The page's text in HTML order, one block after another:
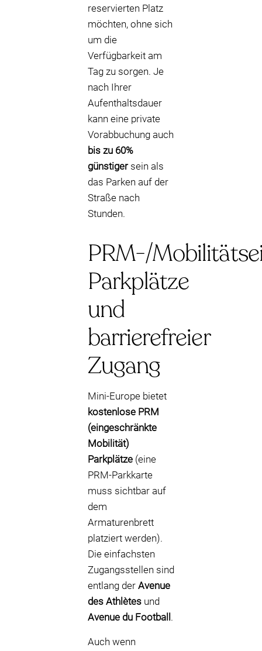
reservierten Platz
möchten, ohne sich
um die
Verfügbarkeit am
Tag zu sorgen. Je
nach Ihrer
Aufenthaltsdauer
kann eine private
Vorabbuchung auch
bis zu 60%
günstigersein als
das Parken auf der
Straße nach
Stunden.
PRM-/
Parkplätze
und
barrierefreier
Zugang
Mini-Europe bietet
kostenlose PRM
(eingeschränkte
Mobilität)
Parkplätze (eine
PRM-Parkkarte
muss sichtbar auf
dem
Armaturenbrett
platziert werden).
Die einfachsten
Zugangsstellen sind
entlang der Avenue
des Athlètes und
Avenue du Football .
Auch wenn